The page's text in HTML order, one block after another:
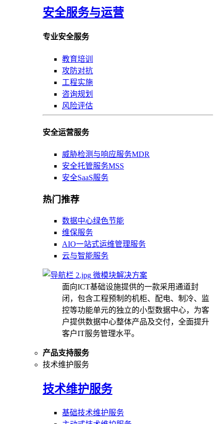
安全服务与运营
专业安全服务
教育培训
攻防对抗
工程实施
咨询规划
风险评估
安全运营服务
威胁检测与响应服务MDR
安全托管服务MSS
安全SaaS服务
热门推荐
数据中心绿色节能
维保服务
AIO一站式运维管理服务
云与智能服务
微模块解决方案
面向ICT基础设施提供的一款采用通道封
闭，包含工程预制的机柜、配电、制冷、监
控等功能单元的独立的小型数据中心，为客
户提供数据中心整体产品及交付，全面提升
客户IT服务管理水平。
产品支持服务
技术维护服务
技术维护服务
基础技术维护服务